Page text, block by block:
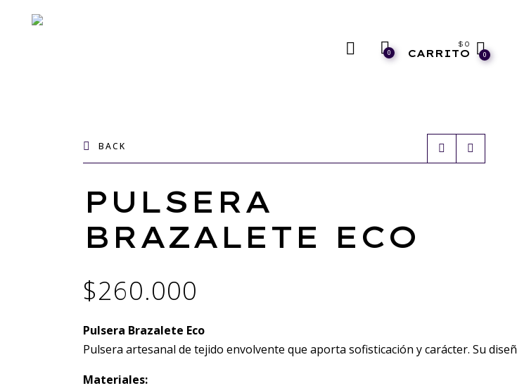
0
$ 0
CARRITO 0
BACK
PULSERA
BRAZALETE ECO
$260.000
Pulsera Brazalete Eco
Pulsera artesanal de tejido envolvente que aporta sofisticación y carácter. Su
Materiales: